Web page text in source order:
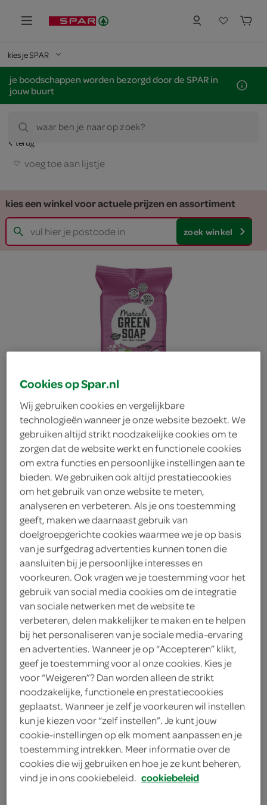
kies je SPAR
je boodschappen worden bezorgd door de SPAR in
jouw buurt
waar ben je naar op zoek?
terug
voeg toe aan lijstje
kies een winkel voor actuele prijzen en assortiment
zoek winkel
Marcel's Green Soap
schoonmaakdoekjes
Marcel's Green Soap
4.
09
60 Stuks
Let op: aanbiedingen zijn niet zichtbaar bij de
producten, maar worden wél automatisch
verwerkt in de winkelmand.
biologisch afbreekbare doekjes voor snelle
hygiënische schoonmaak
De doekjes zijn gemaakt van 99% natuurlijke
Cookies op Spar.nl
Wij gebruiken cookies en vergelijkbare
technologieën wanneer je onze website bezoekt. We
gebruiken altijd strikt noodzakelijke cookies om te
zorgen dat de website werkt en functionele cookies
om extra functies en persoonlijke instellingen aan te
bieden. We gebruiken ook altijd prestatiecookies
om het gebruik van onze website te meten,
analyseren en verbeteren. Als je ons toestemming
geeft, maken we daarnaast gebruik van
doelgroepgerichte cookies waarmee we je op basis
van je surfgedrag advertenties kunnen tonen die
aansluiten bij je persoonlijke interesses en
voorkeuren. Ook vragen we je toestemming voor het
gebruik van social media cookies om de integratie
van sociale netwerken met de website te
verbeteren, delen makkelijker te maken en te helpen
bij het personaliseren van je sociale media-ervaring
en advertenties. Wanneer je op “Accepteren” klikt,
geef je toestemming voor al onze cookies. Kies je
voor “Weigeren”? Dan worden alleen de strikt
noodzakelijke, functionele en prestatiecookies
geplaatst. Wanneer je zelf je voorkeuren wil instellen
kun je kiezen voor “zelf instellen”. Je kunt jouw
cookie-instellingen op elk moment aanpassen en je
toestemming intrekken. Meer informatie over de
cookies die wij gebruiken en hoe je ze kunt beheren,
vind je in ons cookiebeleid. cookiebeleid